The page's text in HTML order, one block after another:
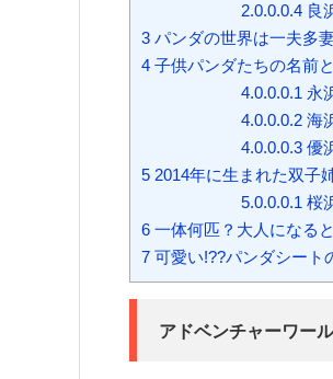
2.0.0.0.4 良
3 パンダの世界は一夫多
4 子供パンダたちの名前
4.0.0.0.1 永
4.0.0.0.2 海
4.0.0.0.3 優
5 2014年に生まれた双子
5.0.0.0.1 桜
6 一体何匹？大人になる
7 可愛い!??パンダシート
アドベンチャーワー